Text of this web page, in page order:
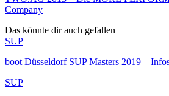
Company
Das könnte dir auch gefallen
SUP
boot Düsseldorf SUP Masters 2019 –
SUP